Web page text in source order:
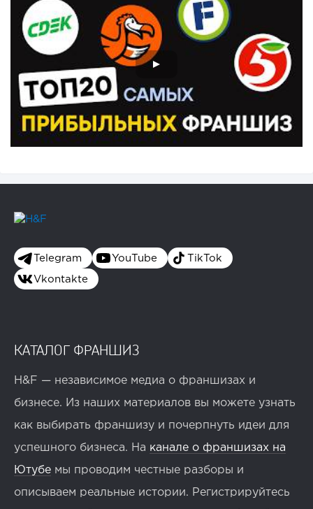
Telegram YouTube TikTok
Vkontakte
КАТАЛОГ ФРАНШИЗ
H&F — независимое медиа о франшизах и
бизнесе. Из наших материалов вы можете узнать
как выбирать франшизу и почерпнуть идеи для
успешного бизнеса. На канале о франшизах на
Ютубе мы проводим честные разборы и
описываем реальные истории. Регистрируйтесь